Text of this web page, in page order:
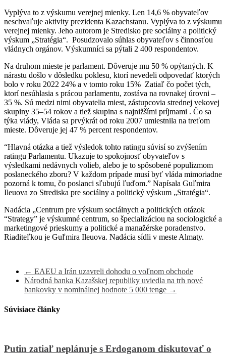
Vyplýva to z výskumu verejnej mienky. Len 14,6 % obyvateľov
neschvaľuje aktivity prezidenta Kazachstanu. Vyplýva to z výskumu
verejnej mienky. Jeho autorom je Stredisko pre sociálny a politický
výskum „Stratégia“. Posudzovalo súhlas obyvateľov s činnosťou
vládnych orgánov. Výskumníci sa pýtali 2 400 respondentov.
Na druhom mieste je parlament. Dôveruje mu 50 % opýtaných. K
nárastu došlo v dôsledku poklesu, ktorí nevedeli odpovedať ktorých
bolo v roku 2022 24% a v tomto roku 15% Zatiaľ čo počet tých,
ktorí nesúhlasia s prácou parlamentu, zostáva na rovnakej úrovni –
35 %. Sú medzi nimi obyvatelia miest, zástupcovia strednej vekovej
skupiny 35–54 rokov a tiež skupina s najnižšími príjmami . Čo sa
týka vlády, Vláda sa prvýkrát od roku 2007 umiestnila na treťom
mieste. Dôveruje jej 47 % percent respondentov.
“Hlavná otázka a tiež výsledok tohto ratingu súvisí so zvýšením
ratingu Parlamentu. Ukazuje to spokojnosť obyvateľov s
výsledkami nedávnych volieb, alebo je to spôsobené populizmom
poslaneckého zboru? V každom prípade musí byť vláda mimoriadne
pozorná k tomu, čo poslanci sľubujú ľuďom.” Napísala Guľmira
Ileuova zo Strediska pre sociálny a politický výskum „Stratégia“.
Nadácia „Centrum pre výskum sociálnych a politických otázok
“Strategy” je výskumné centrum, so špecializáciou na sociologické a
marketingové prieskumy a politické a manažérske poradenstvo.
Riaditeľkou je Guľmira Ileuova. Nadácia sídli v meste Almaty.
← EAEU a Irán uzavreli dohodu o voľnom obchode
Národná banka Kazašskej republiky uviedla na trh nové
bankovky v nominálnej hodnote 5 000 tenge →
Súvisiace články
Putin zatiaľ neplánuje s Erdoganom diskutovať o